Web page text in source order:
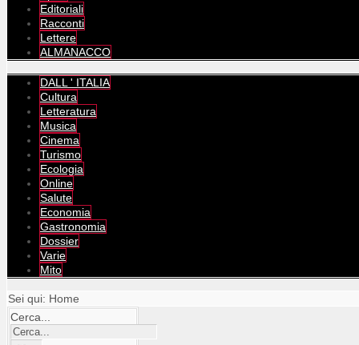
Editoriali
Racconti
Lettere
ALMANACCO
DALL ' ITALIA
Cultura
Letteratura
Musica
Cinema
Turismo
Ecologia
Online
Salute
Economia
Gastronomia
Dossier
Varie
Mito
Sei qui: Home
Cerca...